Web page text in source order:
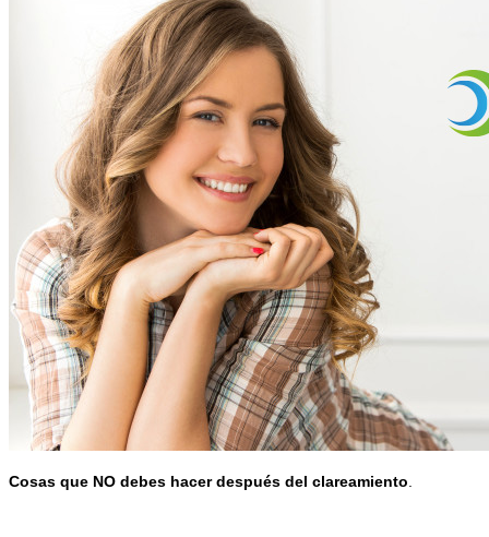
Cosas que NO debes hacer después del clareamiento